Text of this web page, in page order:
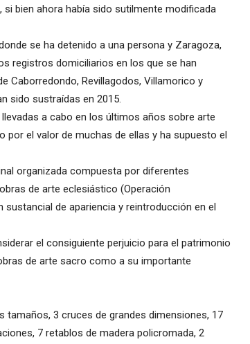
si bien ahora había sido sutilmente modificada
se ha detenido a una persona y Zaragoza,
registros domiciliarios en los que se han
Caborredondo, Revillagodos, Villamorico y
sido sustraídas en 2015.
a cabo en los últimos años sobre arte
el valor de muchas de ellas y ha supuesto el
organizada compuesta por diferentes
de arte eclesiástico (Operación
de apariencia y reintroducción en el
el consiguiente perjuicio para el patrimonio
de arte sacro como a su importante
tamaños, 3 cruces de grandes dimensiones, 17
7 retablos de madera policromada, 2